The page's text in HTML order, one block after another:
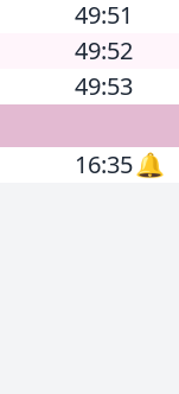
49:51
49:52
49:53
16:35🔔